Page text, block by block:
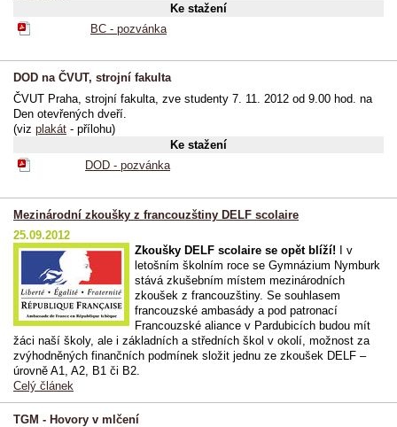
Ke stažení
BC - pozvánka
DOD na ČVUT, strojní fakulta
ČVUT Praha, strojní fakulta, zve studenty 7. 11. 2012 od 9.00 hod. na
Den otevřených dveří.
(viz plakát - přílohu)
Ke stažení
DOD - pozvánka
Mezinárodní zkoušky z francouzštiny DELF scolaire
25.09.2012
Zkoušky DELF scolaire se opět blíží!
I v
letošním školním roce se Gymnázium Nymburk
stává zkušebním místem mezinárodních
zkoušek z francouzštiny. Se souhlasem
francouzské ambasády a pod patronací
Francouzské aliance v Pardubicích budou mít
žáci naší školy, ale i základních a středních škol v okolí, možnost za
zvýhodněných finančních podmínek složit jednu ze zkoušek DELF –
úrovně A1, A2, B1 či B2.
Celý článek
TGM - Hovory v mlčení